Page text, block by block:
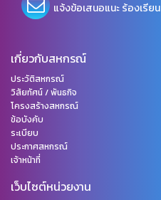
แจ้งข้อเสนอแนะ ร้องเรียน
เกี่ยวกับสหกรณ์
ประวัติสหกรณ์
วิสัยทัศน์ / พันธกิจ
โครงสร้างสหกรณ์
ข้อบังคับ
ระเบียบ
ประกาศสหกรณ์
เจ้าหน้าที่
เว็บไซต์หน่วยงาน